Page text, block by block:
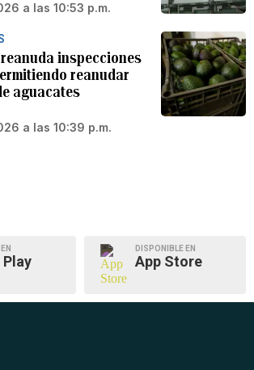
a las 10:53 p.m.
inspecciones
reanudar
aguacates
a las 10:39 p.m.
DISPONIBLE EN
App Store